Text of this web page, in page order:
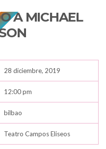
A MICHAEL
28 diciembre, 2019
12:00 pm
bilbao
Teatro Campos Eliseos